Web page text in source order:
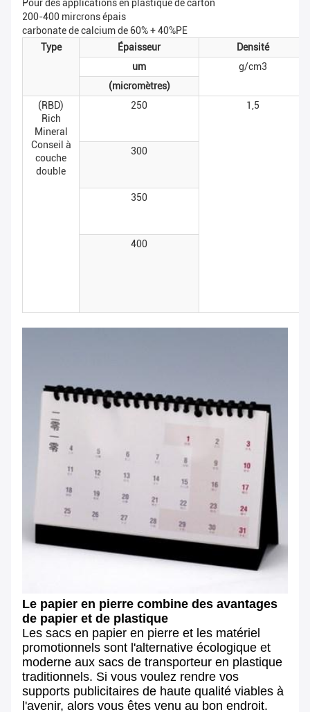
Pour des applications en plastique de carton
200-400 mircrons épais
carbonate de calcium de 60% + 40%PE
Type
Épaisseur
Densité
um
g/cm3
(micromètres)
(RBD)
Rich
Mineral
Conseil à
couche
double
250 1,5
300
350
400
Le papier en pierre combine des avantages
de papier et de plastique
Les sacs en papier en pierre et les matériel
promotionnels sont l'alternative écologique et
moderne aux sacs de transporteur en plastique
traditionnels. Si vous voulez rendre vos
supports publicitaires de haute qualité viables à
l'avenir, alors vous êtes venu au bon endroit.